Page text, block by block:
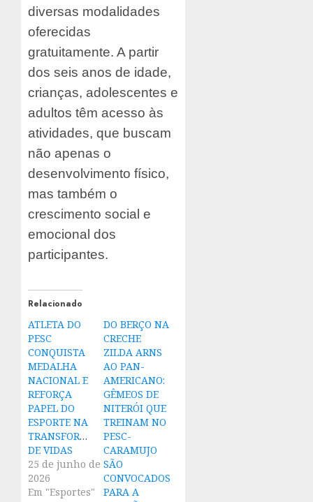
diversas modalidades
oferecidas
gratuitamente. A partir
dos seis anos de idade,
crianças, adolescentes e
adultos têm acesso às
atividades, que buscam
não apenas o
desenvolvimento físico,
mas também o
crescimento social e
emocional dos
participantes.
Relacionado
ATLETA DO
PESC
CONQUISTA
MEDALHA
NACIONAL E
REFORÇA
PAPEL DO
ESPORTE NA
TRANSFORMAÇÃO
DE VIDAS
25 de junho de
2026
Em "Esportes"
DO BERÇO NA
CRECHE
ZILDA ARNS
AO PAN-
AMERICANO:
GÊMEOS DE
NITERÓI QUE
TREINAM NO
PESC-
CARAMUJO
SÃO
CONVOCADOS
PARA A